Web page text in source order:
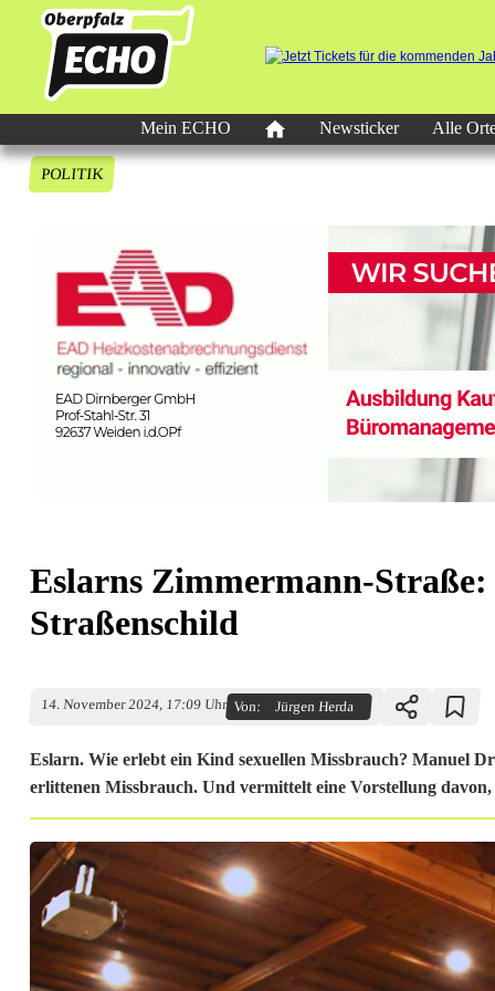
Mein ECHO Newsticker Alle
POLITIK
Eslarns Zimmermann-Straße:
Straßenschild
14. November 2024, 17:09 Uhr Von: Jürgen Herda
Eslarn. Wie erlebt ein Kind sexuellen Missbrauch? Manuel
erlittenen Missbrauch. Und vermittelt eine Vorstellung
E
s